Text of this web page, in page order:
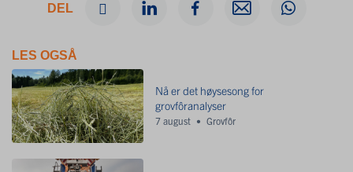
DEL
LES OGSÅ
Nå er det høysesong for
grovfôranalyser
7 august Grovfôr